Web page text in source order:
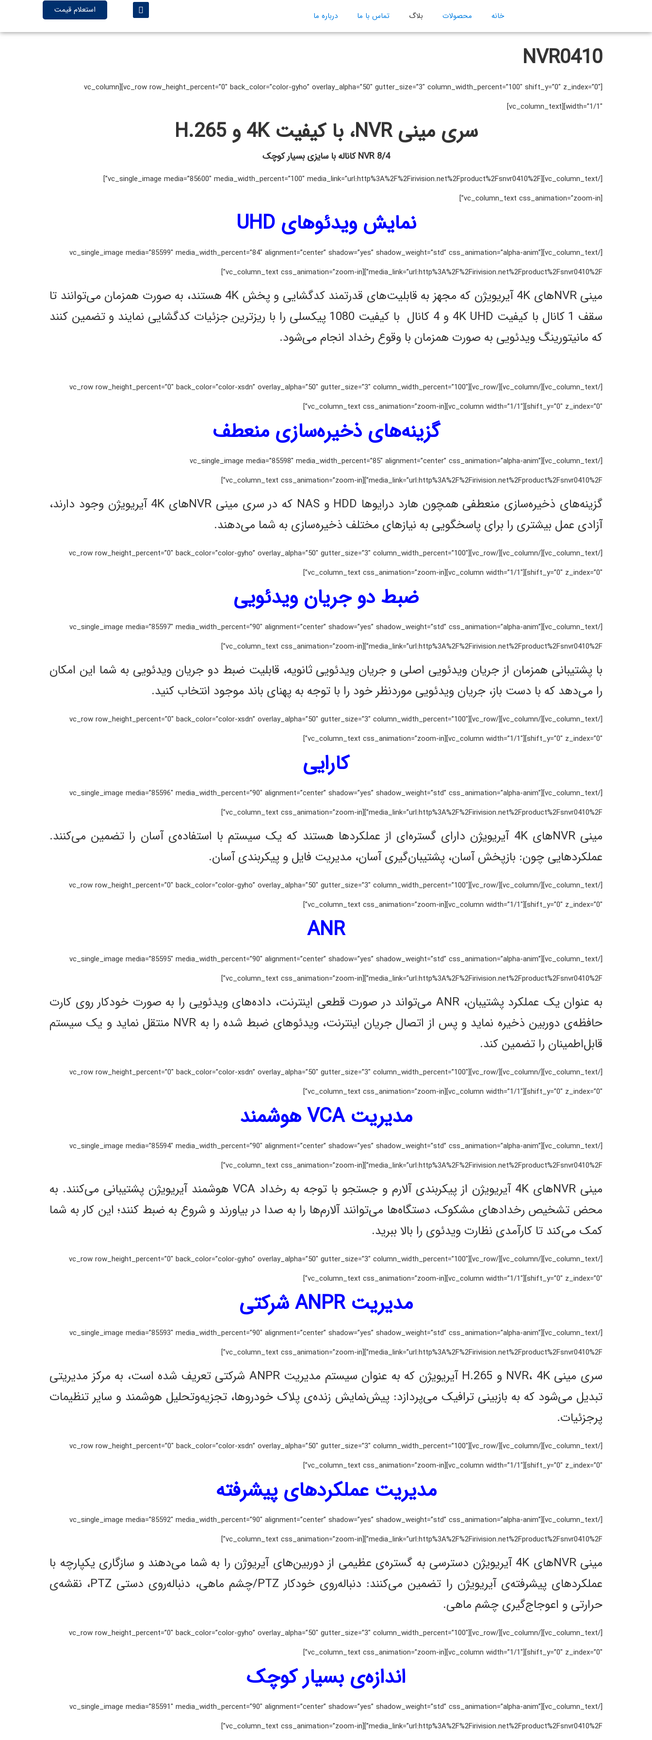
خانه محصولات بلاگ تماس با ما درباره ما
استعلام قیمت
NVR0410
[vc_row row_height_percent=”0″ back_color=”color-gyho” overlay_alpha=”50″ gutter_size=”3″ column_width_percent=”100″ shift_y=”0″ z_index=”0″][vc_column
width=”1/1″][vc_column_text]
سری مینی NVR، با کیفیت 4K و H.265
NVR 8/4 کاناله با سایزی بسیار کوچک
[/vc_column_text][vc_single_image media=”85600″ media_width_percent=”100″ media_link=”url:http%3A%2F%2Firivision.net%2Fproduct%2Fsnvr0410%2F”]
[vc_column_text css_animation=”zoom-in”]
نمایش ویدئوهای UHD
[/vc_column_text][vc_single_image media=”85599″ media_width_percent=”84″ alignment=”center” shadow=”yes” shadow_weight=”std” css_animation=”alpha-anim”
media_link=”url:http%3A%2F%2Firivision.net%2Fproduct%2Fsnvr0410%2F”][vc_column_text css_animation=”zoom-in”]
مینی NVRهای 4K آیریویژن که مجهز به قابلیت‌های قدرتمند کدگشایی و پخش 4K هستند، به صورت همزمان می‌توانند تا
سقف 1 کانال با کیفیت 4K UHD و 4 کانال با کیفیت 1080 پیکسلی را با ریزترین جزئیات کدگشایی نمایند و تضمین کنند
که مانیتورینگ ویدئویی به صورت همزمان با وقوع رخداد انجام می‌شود.
[/vc_column_text][/vc_column][/vc_row][vc_row row_height_percent=”0″ back_color=”color-xsdn” overlay_alpha=”50″ gutter_size=”3″ column_width_percent=”100″
shift_y=”0″ z_index=”0″][vc_column width=”1/1″][vc_column_text css_animation=”zoom-in”]
گزینه‌های ذخیره‌سازی منعطف
[/vc_column_text][vc_single_image media=”85598″ media_width_percent=”85″ alignment=”center” css_animation=”alpha-anim”
media_link=”url:http%3A%2F%2Firivision.net%2Fproduct%2Fsnvr0410%2F”][vc_column_text css_animation=”zoom-in”]
گزینه‌های ذخیره‌سازی منعطفی همچون هارد درایوها HDD و NAS که در سری مینی NVRهای 4K آیریویژن وجود دارند،
آزادی عمل بیشتری را برای پاسخگویی به نیازهای مختلف ذخیره‌سازی به شما می‌دهند.
[/vc_column_text][/vc_column][/vc_row][vc_row row_height_percent=”0″ back_color=”color-gyho” overlay_alpha=”50″ gutter_size=”3″ column_width_percent=”100″
shift_y=”0″ z_index=”0″][vc_column width=”1/1″][vc_column_text css_animation=”zoom-in”]
ضبط دو جریان ویدئویی
[/vc_column_text][vc_single_image media=”85597″ media_width_percent=”90″ alignment=”center” shadow=”yes” shadow_weight=”std” css_animation=”alpha-anim”
media_link=”url:http%3A%2F%2Firivision.net%2Fproduct%2Fsnvr0410%2F”][vc_column_text css_animation=”zoom-in”]
با پشتیبانی همزمان از جریان ویدئویی اصلی و جریان ویدئویی ثانویه، قابلیت ضبط دو جریان ویدئویی به شما این امکان
را می‌دهد که با دست باز، جریان ویدئویی موردنظر خود را با توجه به پهنای باند موجود انتخاب کنید.
[/vc_column_text][/vc_column][/vc_row][vc_row row_height_percent=”0″ back_color=”color-xsdn” overlay_alpha=”50″ gutter_size=”3″ column_width_percent=”100″
shift_y=”0″ z_index=”0″][vc_column width=”1/1″][vc_column_text css_animation=”zoom-in”]
کارایی
[/vc_column_text][vc_single_image media=”85596″ media_width_percent=”90″ alignment=”center” shadow=”yes” shadow_weight=”std” css_animation=”alpha-anim”
media_link=”url:http%3A%2F%2Firivision.net%2Fproduct%2Fsnvr0410%2F”][vc_column_text css_animation=”zoom-in”]
مینی NVRهای 4K آیریویژن دارای گستره‌ای از عملکردها هستند که یک سیستم با استفاده‌ی آسان را تضمین می‌کنند.
عملکردهایی چون: بازپخش آسان، پشتیبان‌گیری آسان، مدیریت فایل و پیکربندی آسان.
[/vc_column_text][/vc_column][/vc_row][vc_row row_height_percent=”0″ back_color=”color-gyho” overlay_alpha=”50″ gutter_size=”3″ column_width_percent=”100″
shift_y=”0″ z_index=”0″][vc_column width=”1/1″][vc_column_text css_animation=”zoom-in”]
ANR
[/vc_column_text][vc_single_image media=”85595″ media_width_percent=”90″ alignment=”center” shadow=”yes” shadow_weight=”std” css_animation=”alpha-anim”
media_link=”url:http%3A%2F%2Firivision.net%2Fproduct%2Fsnvr0410%2F”][vc_column_text css_animation=”zoom-in”]
به عنوان یک عملکرد پشتیبان، ANR می‌تواند در صورت قطعی اینترنت، داده‌های ویدئویی را به صورت خودکار روی کارت
حافظه‌ی دوربین ذخیره نماید و پس از اتصال جریان اینترنت، ویدئوهای ضبط شده را به NVR منتقل نماید و یک سیستم
قابل‌اطمینان را تضمین کند.
[/vc_column_text][/vc_column][/vc_row][vc_row row_height_percent=”0″ back_color=”color-xsdn” overlay_alpha=”50″ gutter_size=”3″ column_width_percent=”100″
shift_y=”0″ z_index=”0″][vc_column width=”1/1″][vc_column_text css_animation=”zoom-in”]
مدیریت VCA هوشمند
[/vc_column_text][vc_single_image media=”85594″ media_width_percent=”90″ alignment=”center” shadow=”yes” shadow_weight=”std” css_animation=”alpha-anim”
media_link=”url:http%3A%2F%2Firivision.net%2Fproduct%2Fsnvr0410%2F”][vc_column_text css_animation=”zoom-in”]
مینی NVRهای 4K آیریویژن از پیکربندی آلارم و جستجو با توجه به رخداد VCA هوشمند آیریویژن پشتیبانی می‌کنند. به
محض تشخیص رخدادهای مشکوک، دستگاه‌ها می‌توانند آلارم‌ها را به صدا در بیاورند و شروع به ضبط کنند؛ این کار به شما
کمک می‌کند تا کارآمدی نظارت ویدئوی را بالا ببرید.
[/vc_column_text][/vc_column][/vc_row][vc_row row_height_percent=”0″ back_color=”color-gyho” overlay_alpha=”50″ gutter_size=”3″ column_width_percent=”100″
shift_y=”0″ z_index=”0″][vc_column width=”1/1″][vc_column_text css_animation=”zoom-in”]
مدیریت ANPR شرکتی
[/vc_column_text][vc_single_image media=”85593″ media_width_percent=”90″ alignment=”center” shadow=”yes” shadow_weight=”std” css_animation=”alpha-anim”
media_link=”url:http%3A%2F%2Firivision.net%2Fproduct%2Fsnvr0410%2F”][vc_column_text css_animation=”zoom-in”]
سری مینی NVR، 4K و 265.H آیریویژن که به عنوان سیستم مدیریت ANPR شرکتی تعریف شده است، به مرکز مدیریتی
تبدیل می‌شود که به بازبینی ترافیک می‌پردازد: پیش‌نمایش زنده‌ی پلاک خودروها، تجزیه‌و‌تحلیل هوشمند و سایر تنظیمات
پرجزئیات.
[/vc_column_text][/vc_column][/vc_row][vc_row row_height_percent=”0″ back_color=”color-xsdn” overlay_alpha=”50″ gutter_size=”3″ column_width_percent=”100″
shift_y=”0″ z_index=”0″][vc_column width=”1/1″][vc_column_text css_animation=”zoom-in”]
مدیریت عملکردهای پیشرفته
[/vc_column_text][vc_single_image media=”85592″ media_width_percent=”90″ alignment=”center” shadow=”yes” shadow_weight=”std” css_animation=”alpha-anim”
media_link=”url:http%3A%2F%2Firivision.net%2Fproduct%2Fsnvr0410%2F”][vc_column_text css_animation=”zoom-in”]
مینی NVRهای 4K آیریویژن دسترسی به گستره‌ی عظیمی از دوربین‌های آیریوژن را به شما می‌دهند و سازگاری یکپارچه با
عملکردهای پیشرفته‌ی آیریویژن را تضمین می‌کنند: دنباله‌روی خودکار PTZ/چشم ماهی، دنباله‌روی دستی PTZ، نقشه‌ی
حرارتی و اعوجاج‌گیری چشم ماهی.
[/vc_column_text][/vc_column][/vc_row][vc_row row_height_percent=”0″ back_color=”color-gyho” overlay_alpha=”50″ gutter_size=”3″ column_width_percent=”100″
shift_y=”0″ z_index=”0″][vc_column width=”1/1″][vc_column_text css_animation=”zoom-in”]
اندازه‌ی بسیار کوچک
[/vc_column_text][vc_single_image media=”85591″ media_width_percent=”90″ alignment=”center” shadow=”yes” shadow_weight=”std” css_animation=”alpha-anim”
media_link=”url:http%3A%2F%2Firivision.net%2Fproduct%2Fsnvr0410%2F”][vc_column_text css_animation=”zoom-in”]